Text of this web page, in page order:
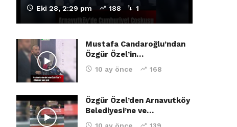
Eki 28, 2:29 pm 188 1
Mustafa Candaroğlu’ndan
Özgür Özel’in…
10 ay önce 168
Özgür Özel’den Arnavutköy
Belediyesi’ne ve…